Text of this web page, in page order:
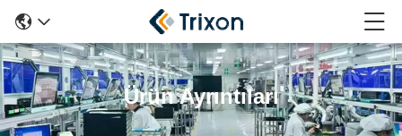
Ürün Ayrıntıları